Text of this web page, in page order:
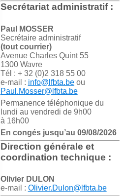
Secrétariat administratif :
Paul MOSSER
Secrétaire administratif
(tout courrier)
Avenue Charles Quint 55
1300 Wavre
Tél : + 32 (0)2 318 55 00
e-mail : info@lfbta.beou
Paul.Mosser@lfbta.be
Permanence téléphonique du
lundi au vendredi de 9h00
à 16h00
En congés jusqu’au 09/08/2026
Direction générale et
coordination technique :
Olivier DULON
e-mail : Olivier.Dulon@lfbta.be